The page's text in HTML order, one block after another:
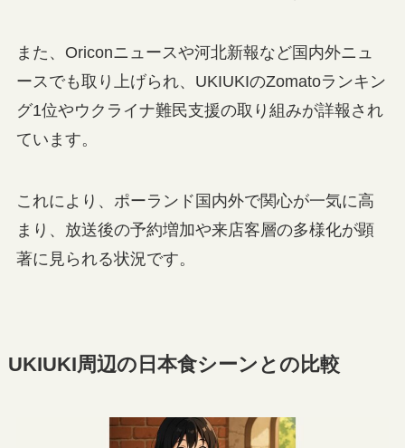
また、Oriconニュースや河北新報など国内外ニュ
ースでも取り上げられ、UKIUKIのZomatoランキン
グ1位やウクライナ難民支援の取り組みが詳報され
ています。
これにより、ポーランド国内外で関心が一気に高
まり、放送後の予約増加や来店客層の多様化が顕
著に見られる状況です。
UKIUKI周辺の日本食シーンとの比較